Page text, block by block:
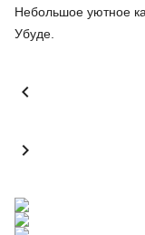
Небольшое уютное
Убуде.

